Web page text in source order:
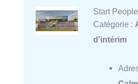
Start
Catégorie :
d'intérim